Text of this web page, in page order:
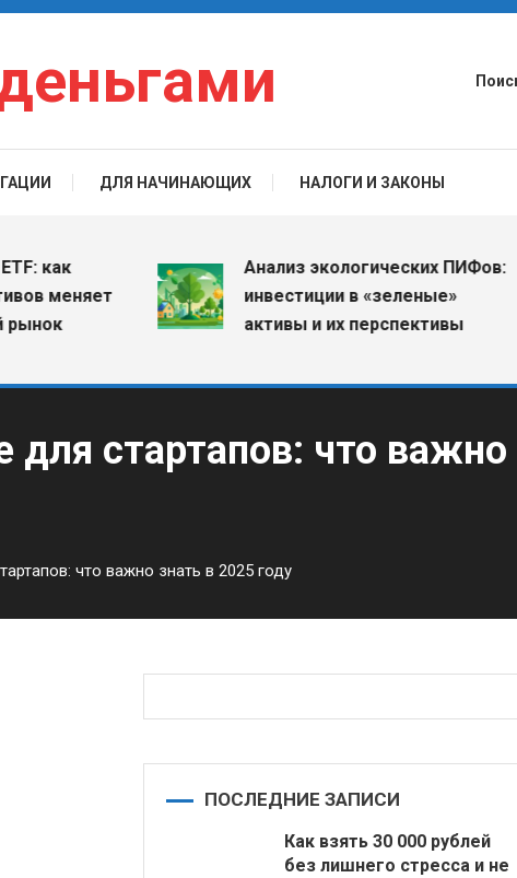
ДЛЯ НАЧИНАЮЩИХ НАЛОГИ И ЗАКОНЫ
меняет
Анализ экологических ПИФов:
инвестиции в «зеленые»
активы и их перспективы
для стартапов: что важно
что важно знать в 2025 году
ПОСЛЕДНИЕ ЗАПИСИ
Как взять 30 000 рублей
без лишнего стресса и не